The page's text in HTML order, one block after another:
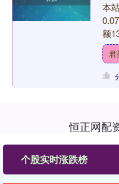
本
额
资
君
恒正网配
个股实时涨跌榜